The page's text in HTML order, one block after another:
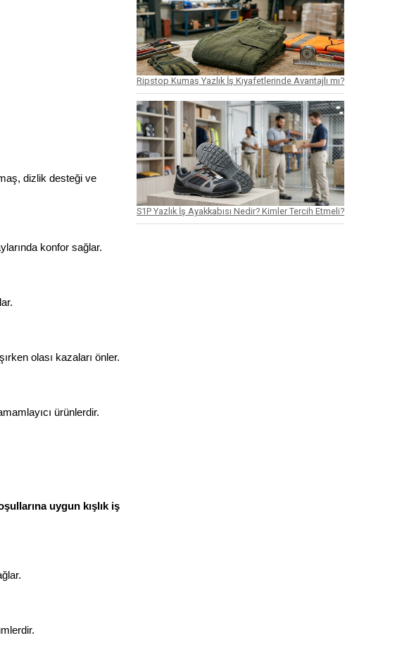
dizlik desteği ve
konfor sağlar.
olası kazaları önler.
ürünlerdir.
uygun kışlık iş
Ripstop Kumaş Yazlık İş Kıyafetlerinde Avantajlı mı?
S1P Yazlık İş Ayakkabısı Nedir? Kimler Tercih Etmeli?